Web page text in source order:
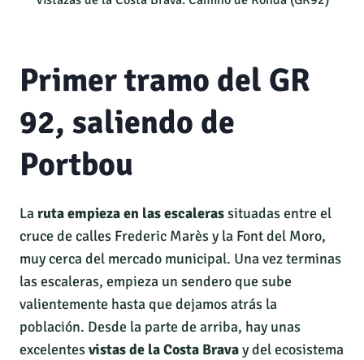
Primer tramo del GR
92, saliendo de
Portbou
Laruta empieza en las escalerassituadas entre el
cruce de calles Frederic Marès y la Font del Moro,
muy cerca del mercado municipal. Una vez terminas
las escaleras, empieza un sendero que sube
valientemente hasta que dejamos atrás la
población. Desde la parte de arriba, hay unas
excelentesvistas de la Costa Bravay del ecosistema